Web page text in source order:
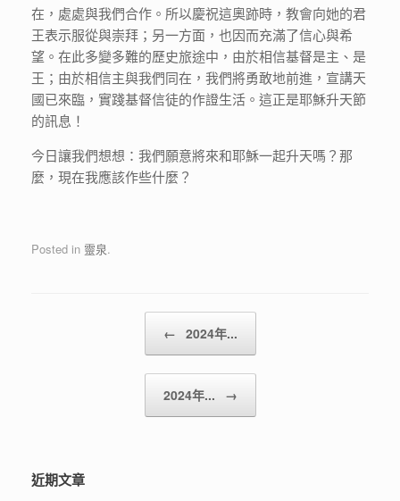
在，處處與我們合作。所以慶祝這奧跡時，教會向她的君
王表示服從與崇拜；另一方面，也因而充滿了信心與希
望。在此多變多難的歷史旅途中，由於相信基督是主、是
王；由於相信主與我們同在，我們將勇敢地前進，宣講天
國已來臨，實踐基督信徒的作證生活。這正是耶穌升天節
的訊息！
今日讓我們想想：我們願意將來和耶穌一起升天嗎？那
麼，現在我應該作些什麼？
Posted in 靈泉.
Post navigation
← 2024年...
2024年... →
近期文章